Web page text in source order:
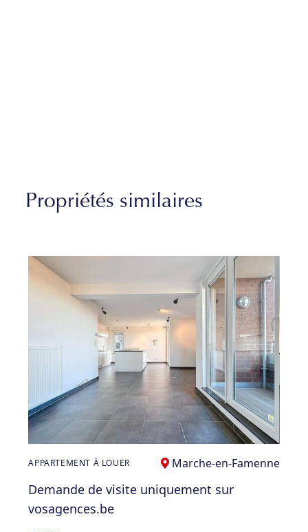
Propriétés similaires
APPARTEMENT À LOUER Marche-en-Famenne
Demande de visite uniquement sur
vosagences.be